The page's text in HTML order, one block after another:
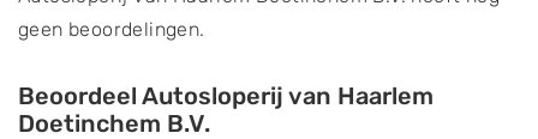
geen beoordelingen.
Beoordeel Autosloperij van Haarlem
Doetinchem B.V.